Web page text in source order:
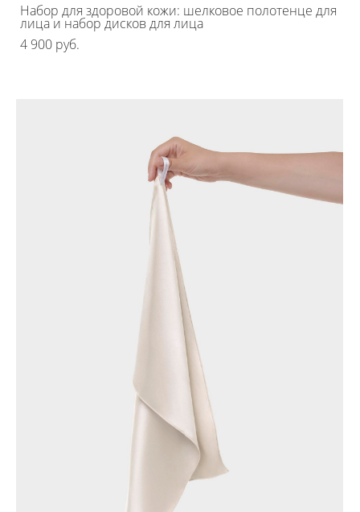
Набор для здоровой кожи: шелковое полотенце для
лица и набор дисков для лица
4 900 pуб.